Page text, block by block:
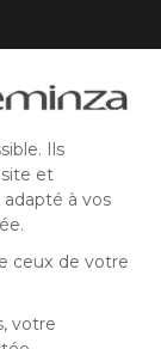
ou 4x par CB
FRA